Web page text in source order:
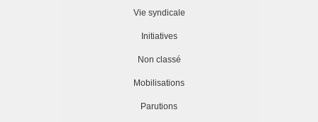
Vie syndicale
Initiatives
Non classé
Mobilisations
Parutions